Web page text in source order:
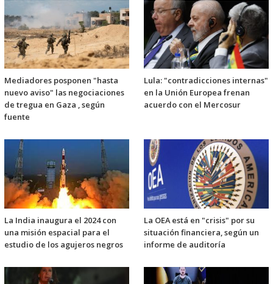
Mediadores posponen "hasta
nuevo aviso" las negociaciones
de tregua en Gaza , según
fuente
Lula: "contradicciones internas"
en la Unión Europea frenan
acuerdo con el Mercosur
La India inaugura el 2024 con
una misión espacial para el
estudio de los agujeros negros
La OEA está en "crisis" por su
situación financiera, según un
informe de auditoría